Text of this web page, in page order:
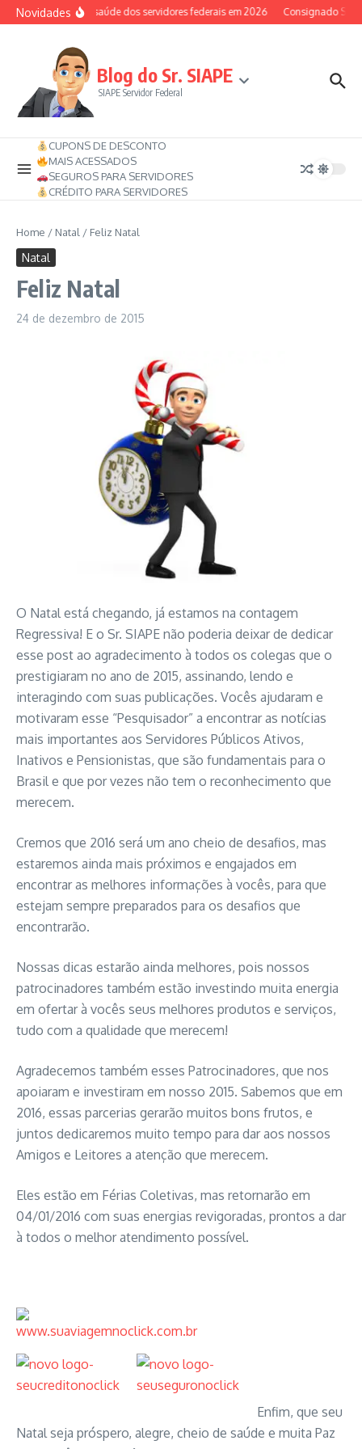
Ir para o conteúdo
NovidadesAuxílio-saúde dos servidores federais em 2026 Consignado
Blog do Sr. SIAPE
SIAPE Servidor Federal
CUPONS DE DESCONTO
MAIS ACESSADOS
SEGUROS PARA SERVIDORES
CRÉDITO PARA SERVIDORES
Home / Natal / Feliz Natal
Natal
Feliz Natal
24 de dezembro de 2015
O Natal está chegando, já estamos na contagem
Regressiva! E o Sr. SIAPE não poderia deixar de dedicar
esse post ao agradecimento à todos os colegas que o
prestigiaram no ano de 2015, assinando, lendo e
interagindo com suas publicações. Vocês ajudaram e
motivaram esse “Pesquisador” a encontrar as notícias
mais importantes aos Servidores Públicos Ativos,
Inativos e Pensionistas, que são fundamentais para o
Brasil e que por vezes não tem o reconhecimento que
merecem.
Cremos que 2016 será um ano cheio de desafios, mas
estaremos ainda mais próximos e engajados em
encontrar as melhores informações à vocês, para que
estejam sempre preparados para os desafios que
encontrarão.
Nossas dicas estarão ainda melhores, pois nossos
patrocinadores também estão investindo muita energia
em ofertar à vocês seus melhores produtos e serviços,
tudo com a qualidade que merecem!
Agradecemos também esses Patrocinadores, que nos
apoiaram e investiram em nosso 2015. Sabemos que em
2016, essas parcerias gerarão muitos bons frutos, e
juntos dedicaremos muito tempo para dar aos nossos
Amigos e Leitores a atenção que merecem.
Eles estão em Férias Coletivas, mas retornarão em
04/01/2016 com suas energias revigoradas, prontos a dar
à todos o melhor atendimento possível.
Enfim, que seu
Natal seja próspero, alegre, cheio de saúde e muita Paz